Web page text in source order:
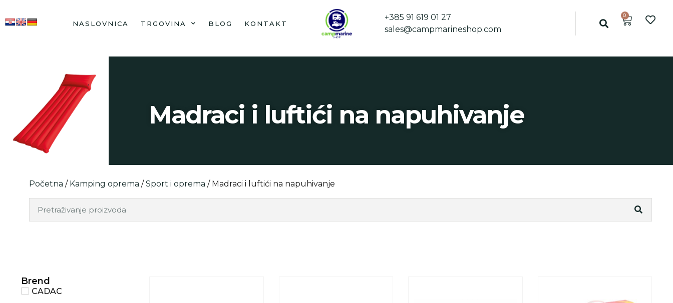
NASLOVNICA TRGOVINA BLOG KONTAKT
+385 91 619 01 27
sales@campmarineshop.com
0
Madraci i luftići na napuhivanje
Početna / Kamping oprema /Sport i oprema / Madraci i luftići na napuhivanje
Brend
CADAC